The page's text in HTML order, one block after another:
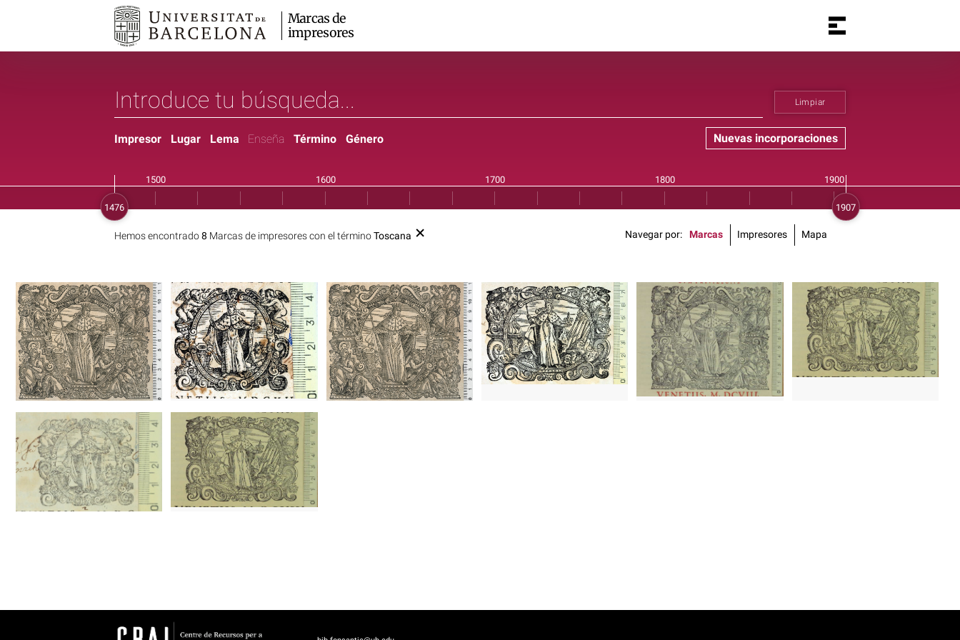
Marcas de
impresores
Limpiar
Nuevas incorporaciones
Impresor Lugar Lema Enseña Término Género
Hemos encontrado8 Marcas de impresores con el términoToscana Navegar por Marcas Impresores Mapa
1583 - 1621 Venecia (Italia)1583 - 1621 Venecia (Italia)
1608? - 1613? Venecia (Italia) 1625 - 1656 Venecia (Italia)